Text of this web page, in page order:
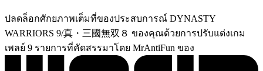
ปลดล็อกศักยภาพเต็มที่ของประสบการณ์ DYNASTY
WARRIORS 9/真・三國無双８ ของคุณด้วยการปรับแต่งเกม
เพลย์ 9 รายการที่คัดสรรมาโดย MrAntiFun ของ